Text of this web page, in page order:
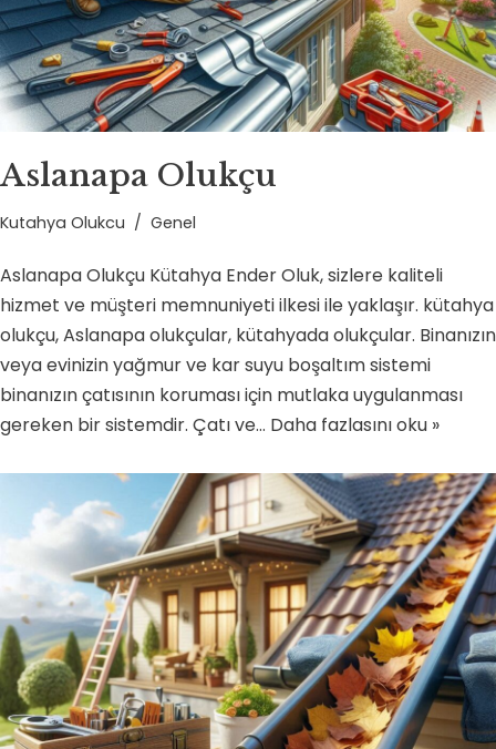
Aslanapa Olukçu
Kutahya Olukcu Genel
Aslanapa Olukçu Kütahya Ender Oluk, sizlere kaliteli
hizmet ve müşteri memnuniyeti ilkesi ile yaklaşır. kütahya
olukçu, Aslanapa olukçular, kütahyada olukçular. Binanızın
veya evinizin yağmur ve kar suyu boşaltım sistemi
binanızın çatısının koruması için mutlaka uygulanması
gereken bir sistemdir. Çatı ve… Daha fazlasını oku »